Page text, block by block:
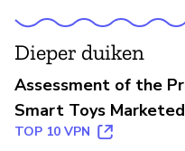
Dieper duiken
Assessment of the
Smart Toys
TOP 10 VPN